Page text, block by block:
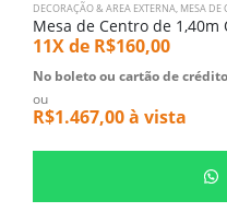
DECORAÇÃO & AREA EXTERNA, MESA DE
Mesa de Centro de 1,40m
11X de R$160,00
No boleto ou cartão de crédito
ou
R$1.467,00à vista